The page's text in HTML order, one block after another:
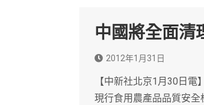
中國將全面清
2012年1月31日
【中新社北京1月30日
現行食用農產品品質安